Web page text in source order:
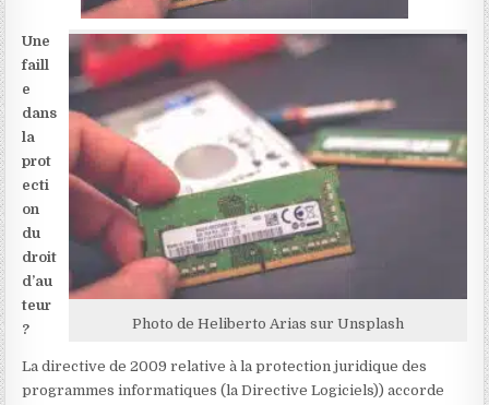
Photo de Heliberto Arias sur Unsplash
Une
faill
e
dans
la
prot
ecti
on
du
droit
d’au
teur
?
La directive de 2009 relative à la protection juridique des
programmes informatiques (la Directive Logiciels)) accorde